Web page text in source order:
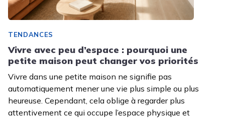
TENDANCES
Vivre avec peu d’espace : pourquoi une
petite maison peut changer vos priorités
Vivre dans une petite maison ne signifie pas
automatiquement mener une vie plus simple ou plus
heureuse. Cependant, cela oblige à regarder plus
attentivement ce qui occupe l’espace physique et